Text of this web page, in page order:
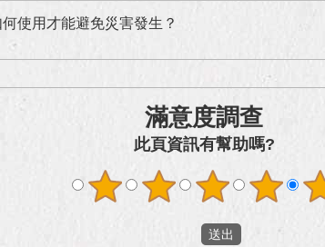
使用才能避免災害發生？
滿意度調查
此頁資訊有幫助嗎?